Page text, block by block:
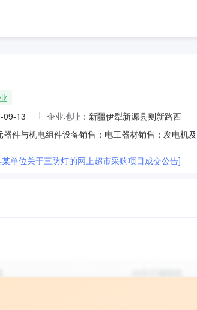
09-13 企业地址： 新疆伊犁新源县则新路西
单位关于三防灯的网上超市采购项目成交公告]